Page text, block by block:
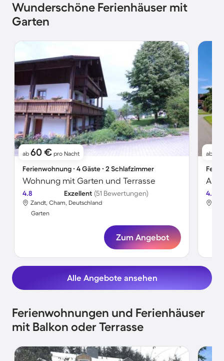
Wunderschöne Ferienhäuser mit
Garten
ab 60 € pro Nacht
Ferienwohnung ∙ 4 Gäste ∙ 2 Schlafzimmer
Wohnung mit Garten und Terrasse
4.8 Exzellent (51 Bewertungen)
Zandt, Cham, Deutschland
Garten
Zum Angebot
ab
4.7
Alle Angebote ansehen
Ferienwohnungen und Ferienhäuser
mit Balkon oder Terrasse